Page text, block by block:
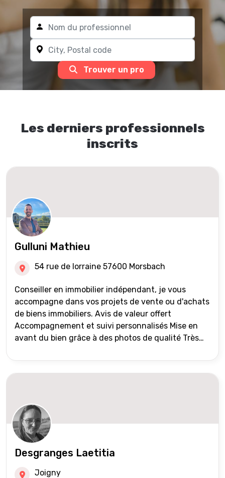
Trouver un pro
Les derniers professionnels
inscrits
Gulluni Mathieu
54 rue de lorraine 57600 Morsbach
Conseiller en immobilier indépendant, je vous
accompagne dans vos projets de vente ou d'achats
de biens immobiliers. Avis de valeur offert
Accompagnement et suivi personnalisés Mise en
avant du bien grâce à des photos de qualité Très
international) Validation du financement des
acquéreurs auprès de partenaires financiers
réseau Iad France et Iad Deutschland Inter agence
Desgranges Laetitia
Joigny